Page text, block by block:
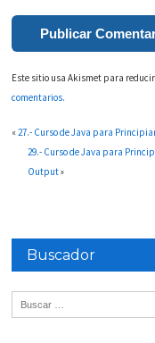
Este sitio usa Akismet para
comentarios.
«27.- Curso de Java para
29.- Curso de Java para
Output»
Buscador